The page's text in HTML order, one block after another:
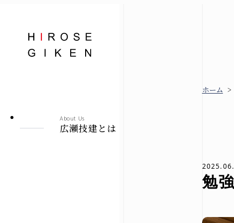
株式会社広瀬技建
About Us
広瀬技建とは
ホーム >
勉
-シエロ・ソーレ-